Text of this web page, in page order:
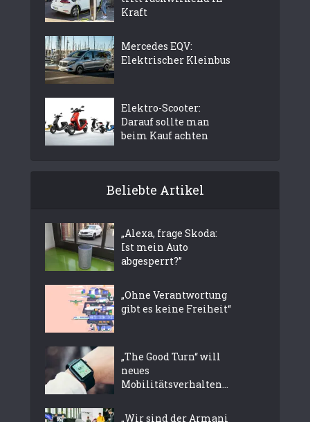
Kraft
Mercedes EQV:
Elektrischer Kleinbus
Elektro-Scooter:
Darauf sollte man
beim Kauf achten
Beliebte Artikel
„Alexa, frage Skoda:
Ist mein Auto
abgesperrt?”
„Ohne Verantwortung
gibt es keine Freiheit“
„The Good Turn“ will
neues
Mobilitätsverhalten...
„Wir sind der Armani